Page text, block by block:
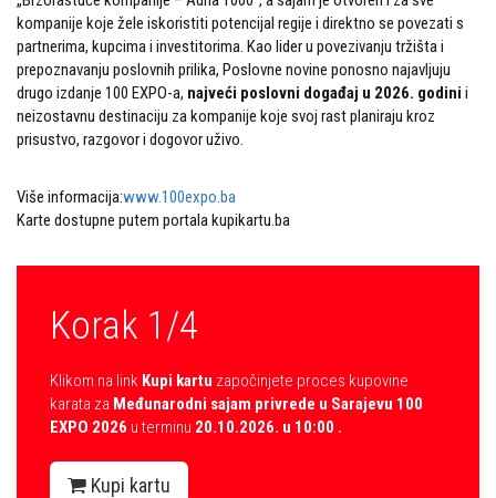
kompanije koje žele iskoristiti potencijal regije i direktno se povezati s
partnerima, kupcima i investitorima. Kao lider u povezivanju tržišta i
prepoznavanju poslovnih prilika, Poslovne novine ponosno najavljuju
drugo izdanje 100 EXPO-a, najveći poslovni događaj u 2026. godini i
neizostavnu destinaciju za kompanije koje svoj rast planiraju kroz
prisustvo, razgovor i dogovor uživo.
Više informacija:www.100expo.ba
Karte dostupne putem portala kupikartu.ba
Korak 1/4
Klikom na link Kupi kartu započinjete proces kupovine
karata za Međunarodni sajam privrede u Sarajevu 100
EXPO 2026 u terminu 20.10.2026. u 10:00 .
Kupi kartu